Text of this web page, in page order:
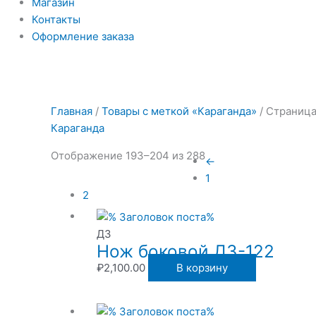
Контакты
Оформление заказа
Главная / Товары с меткой «Караганда» /
Караганда
Отображение 193–204 из 288
ДЗ
Нож боковой ДЗ-122
₽2,100.00 В корзину
←
1
2